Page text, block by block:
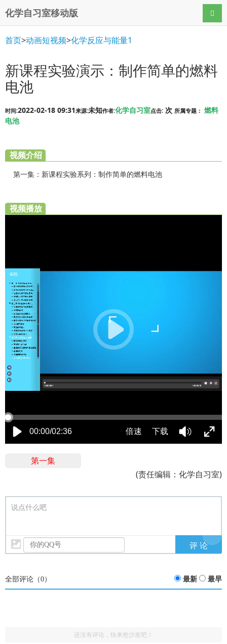
化学自习室移动版 导航
首页>动画短视频>化学反应与能量1
新课程实验演示：制作简单的燃料
电池
时间:2022-02-18 09:31来源:未知作者:化学自习室点击: 次 所属专题： 燃料
电池
视频介绍
第一集：新课程实验系列：制作简单的燃料电池
视频播放
第一集
(责任编辑：化学自习室)
说点什么吧
全部评论（0） 最新 最早
还没有评论，快来抢沙发吧！